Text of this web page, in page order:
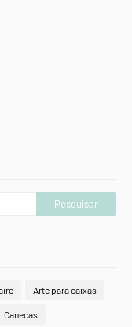
Arte para caixas
Canecas